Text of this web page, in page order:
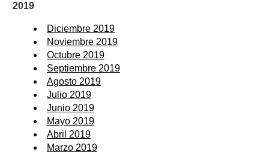
2019
Diciembre 2019
Noviembre 2019
Octubre 2019
Septiembre 2019
Agosto 2019
Julio 2019
Junio 2019
Mayo 2019
Abril 2019
Marzo 2019